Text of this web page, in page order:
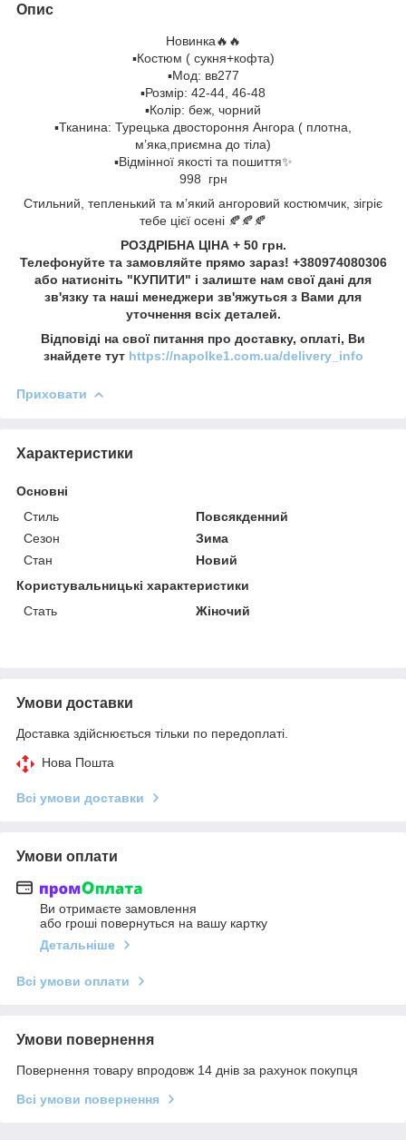
Опис
Новинка🔥🔥
▪️Костюм ( сукня+кофта)
▪️Мод: вв277
▪️Розмір: 42-44, 46-48
▪️Колір: беж, чорний
▪️Тканина: Турецька двостороння Ангора ( плотна,
мʼяка,приємна до тіла)
▪️Відмінної якості та пошиття✨
998 грн
Стильний, тепленький та мʼякий ангоровий костюмчик, зігріє
тебе цієї осені 🍂🍂🍂
РОЗДРІБНА ЦІНА + 50 грн.
Телефонуйте та замовляйте прямо зараз! +380974080306
або натисніть "КУПИТИ" і залиште нам свої дані для
зв'язку та наші менеджери зв'яжуться з Вами для
уточнення всіх деталей.
Відповіді на свої питання про доставку, оплаті, Ви
знайдете тут https://napolke1.com.ua/delivery_info
Приховати
Характеристики
Основні
Стиль
Повсякденний
Сезон
Зима
Стан
Новий
Користувальницькі характеристики
Стать
Жіночий
Умови доставки
Доставка здійснюється тільки по передоплаті.
Нова Пошта
Всі умови доставки
Умови оплати
Ви отримаєте замовлення
або гроші повернуться на вашу картку
Детальніше
Всі умови оплати
Умови повернення
Повернення товару впродовж 14 днів за рахунок покупця
Всі умови повернення